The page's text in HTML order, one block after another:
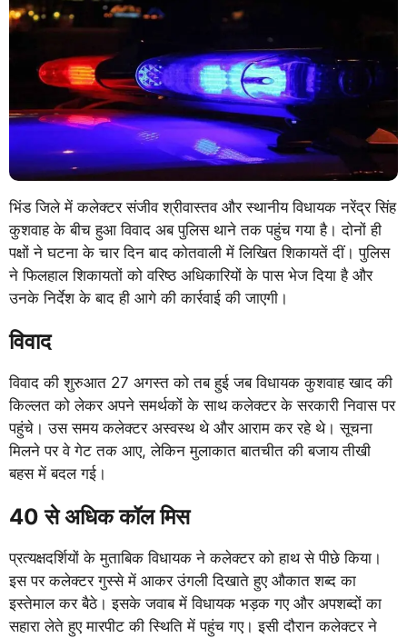
भिंड जिले में कलेक्टर संजीव श्रीवास्तव और स्थानीय विधायक नरेंद्र सिंह
कुशवाह के बीच हुआ विवाद अब पुलिस थाने तक पहुंच गया है। दोनों ही
पक्षों ने घटना के चार दिन बाद कोतवाली में लिखित शिकायतें दीं। पुलिस
ने फिलहाल शिकायतों को वरिष्ठ अधिकारियों के पास भेज दिया है और
उनके निर्देश के बाद ही आगे की कार्रवाई की जाएगी।
विवाद
विवाद की शुरुआत 27 अगस्त को तब हुई जब विधायक कुशवाह खाद की
किल्लत को लेकर अपने समर्थकों के साथ कलेक्टर के सरकारी निवास पर
पहुंचे। उस समय कलेक्टर अस्वस्थ थे और आराम कर रहे थे। सूचना
मिलने पर वे गेट तक आए, लेकिन मुलाकात बातचीत की बजाय तीखी
बहस में बदल गई।
40 से अधिक कॉल मिस
प्रत्यक्षदर्शियों के मुताबिक विधायक ने कलेक्टर को हाथ से पीछे किया।
इस पर कलेक्टर गुस्से में आकर उंगली दिखाते हुए औकात शब्द का
इस्तेमाल कर बैठे। इसके जवाब में विधायक भड़क गए और अपशब्दों का
सहारा लेते हुए मारपीट की स्थिति में पहुंच गए। इसी दौरान कलेक्टर ने